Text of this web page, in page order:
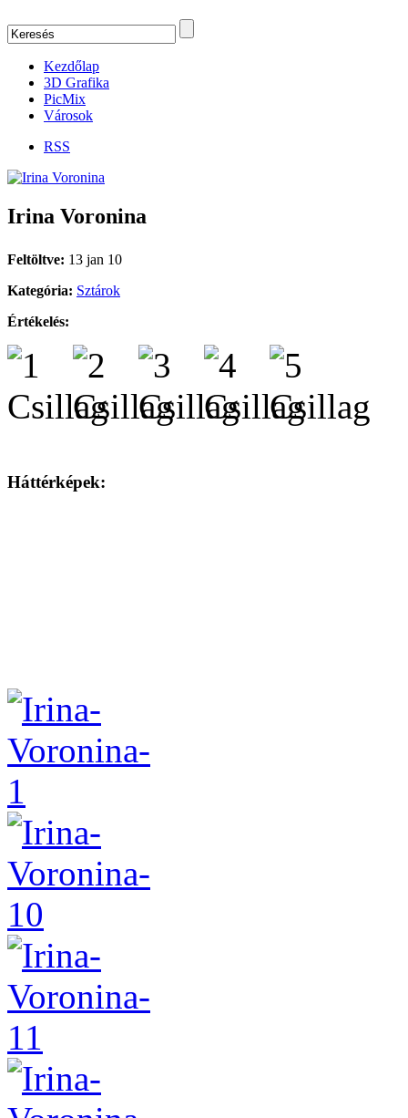
Kezdőlap
3D Grafika
PicMix
Városok
RSS
Irina Voronina
Feltöltve: 13 jan 10
Kategória: Sztárok
Értékelés:
Háttérképek: